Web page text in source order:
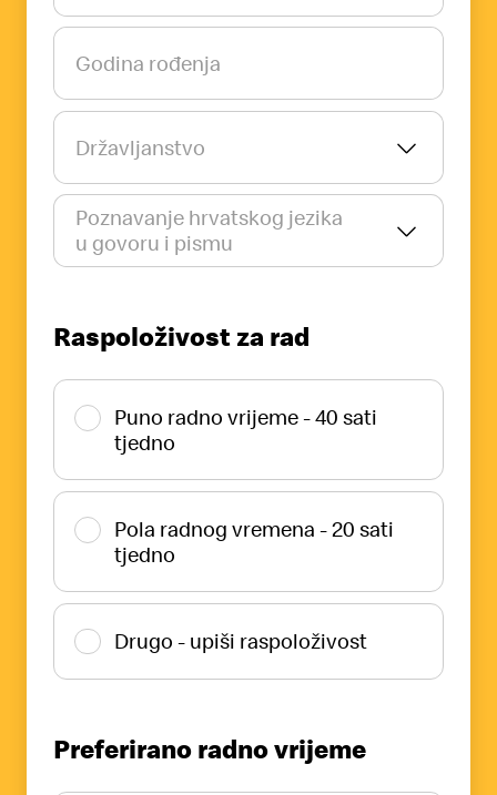
Godina rođenja
Državljanstvo
Poznavanje hrvatskog jezika
u govoru i pismu
Raspoloživost za rad
Puno radno vrijeme - 40 sati
tjedno
Pola radnog vremena - 20 sati
tjedno
Drugo - upiši raspoloživost
Preferirano radno vrijeme